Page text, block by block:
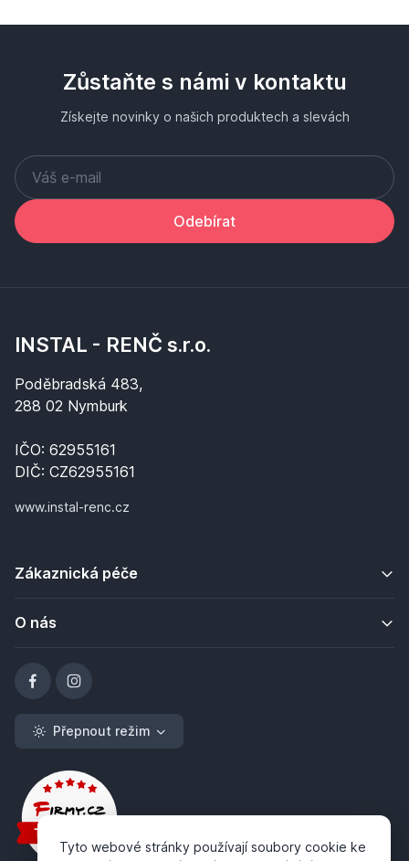
Zůstaňte s námi v kontaktu
Získejte novinky o našich produktech a slevách
Odebírat
INSTAL - RENČ s.r.o.
Poděbradská 483,
288 02 Nymburk
IČO: 62955161
DIČ: CZ62955161
www.instal-renc.cz
Zákaznická péče
O nás
Přepnout režim
Tyto webové stránky používají soubory cookie ke